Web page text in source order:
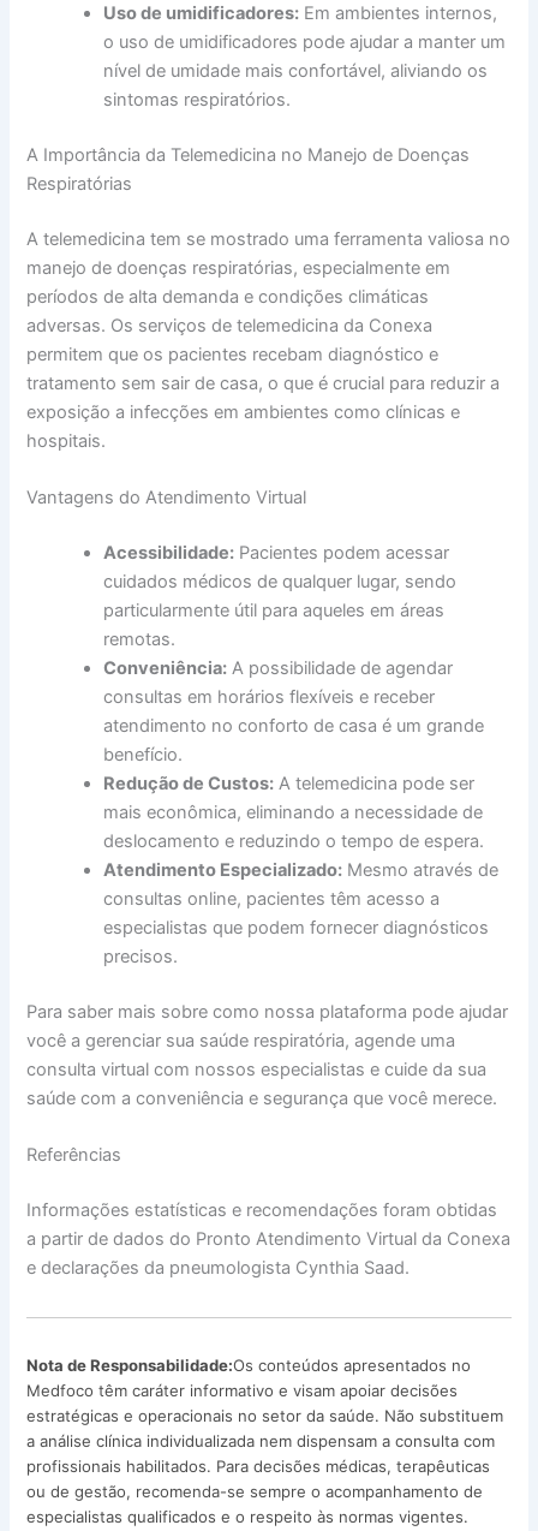
Uso de umidificadores: Em ambientes internos,
o uso de umidificadores pode ajudar a manter um
nível de umidade mais confortável, aliviando os
sintomas respiratórios.
A Importância da Telemedicina no Manejo de Doenças
Respiratórias
A telemedicina tem se mostrado uma ferramenta valiosa no
manejo de doenças respiratórias, especialmente em
períodos de alta demanda e condições climáticas
adversas. Os serviços de telemedicina da Conexa
permitem que os pacientes recebam diagnóstico e
tratamento sem sair de casa, o que é crucial para reduzir a
exposição a infecções em ambientes como clínicas e
hospitais.
Vantagens do Atendimento Virtual
Acessibilidade: Pacientes podem acessar
cuidados médicos de qualquer lugar, sendo
particularmente útil para aqueles em áreas
remotas.
Conveniência: A possibilidade de agendar
consultas em horários flexíveis e receber
atendimento no conforto de casa é um grande
benefício.
Redução de Custos: A telemedicina pode ser
mais econômica, eliminando a necessidade de
deslocamento e reduzindo o tempo de espera.
Atendimento Especializado: Mesmo através de
consultas online, pacientes têm acesso a
especialistas que podem fornecer diagnósticos
precisos.
Para saber mais sobre como nossa plataforma pode ajudar
você a gerenciar sua saúde respiratória, agende uma
consulta virtual com nossos especialistas e cuide da sua
saúde com a conveniência e segurança que você merece.
Referências
Informações estatísticas e recomendações foram obtidas
a partir de dados do Pronto Atendimento Virtual da Conexa
e declarações da pneumologista Cynthia Saad.
Nota de Responsabilidade:Os conteúdos apresentados no
Medfoco têm caráter informativo e visam apoiar decisões
estratégicas e operacionais no setor da saúde. Não substituem
a análise clínica individualizada nem dispensam a consulta com
profissionais habilitados. Para decisões médicas, terapêuticas
ou de gestão, recomenda-se sempre o acompanhamento de
especialistas qualificados e o respeito às normas vigentes.